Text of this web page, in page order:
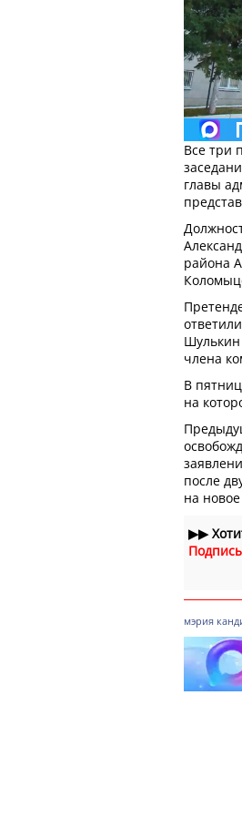
Все три
главы
района
Шулькин
члена
В
на
после
на
▶▶
мэрия